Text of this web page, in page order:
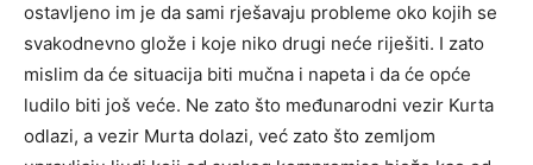
ostavljeno im je da sami rješavaju probleme oko kojih se
svakodnevno glože i koje niko drugi neće riješiti. I zato
mislim da će situacija biti mučna i napeta i da će opće
ludilo biti još veće. Ne zato što međunarodni vezir Kurta
odlazi, a vezir Murta dolazi, već zato što zemljom